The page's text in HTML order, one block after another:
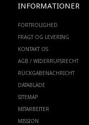
INFORMATIONER
FORTROLIGHED
FRAGT OG LEVERING
KONTAKT OS
AGB / WIDERRUFSRECHT
RÜCKGABENACHRICHT
DATABLADE
SITEMAP
MITARBEITER
MISSION